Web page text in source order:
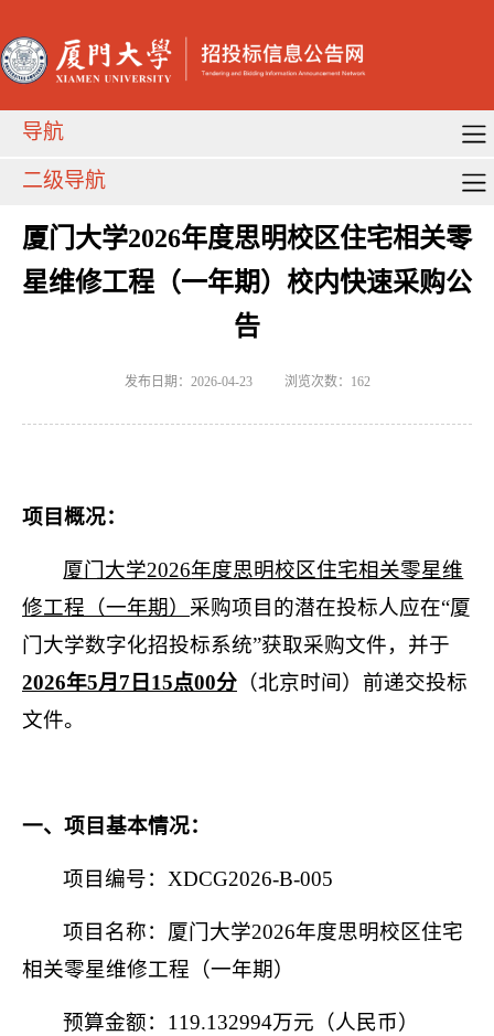
导航
二级导航
厦门大学2026年度思明校区住宅相关零
星维修工程（一年期）校内快速采购公
告
发布日期：2026-04-23 浏览次数： 162
项目概况：
厦门大学2026年度思明校区住宅相关零星维
修工程（一年期） 采购项目的潜在投标人应在“厦
门大学数字化招投标系统”获取采购文件，并于
2026年5月 7 日 15点00分 （北京时间）前递交投标
文件。
一、项目基本情况：
项目编号： XDCG2026-B-005
项目名称：厦门大学2026年度思明校区住宅
相关零星维修工程（一年期）
预算金额： 119.132994万元（人民币）